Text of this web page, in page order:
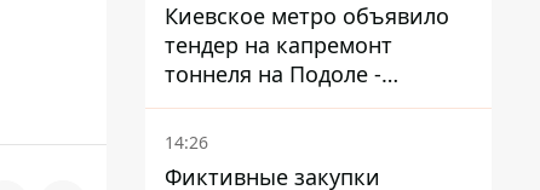
Киевское метро объявило
тендер на капремонт
тоннеля на Подоле -
продлится почти два года
14:26
Фиктивные закупки